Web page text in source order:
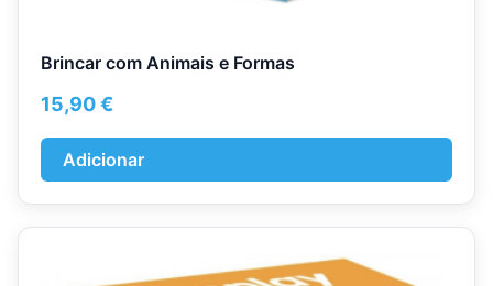
Brincar com Animais e Formas
15,90€
Adicionar